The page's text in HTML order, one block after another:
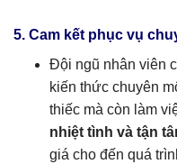
5. Cam kết phục vụ
Đội ngũ nhân viên
kiến thức chuyên
thiếc mà còn làm
nhiệt tình và tận
giá cho đến quá